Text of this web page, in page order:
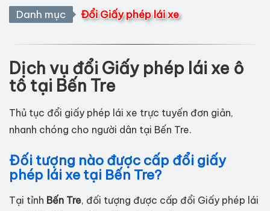
Danh mục Đổi Giấy phép lái xe
Dịch vụ đổi Giấy phép lái xe ô
tô tại Bến Tre
Thủ tục đổi giấy phép lái xe trực tuyến đơn giản,
nhanh chóng cho người dân tại Bến Tre.
Đối tượng nào được cấp đổi giấy
phép lái xe tại Bến Tre?
Tại tỉnh Bến Tre, đối tượng được cấp đổi Giấy phép lái